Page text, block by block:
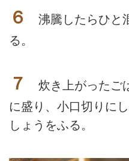
６
沸騰したらひと
る。
７
炊き上がったご
に盛り、小口切りに
しょうをふる。